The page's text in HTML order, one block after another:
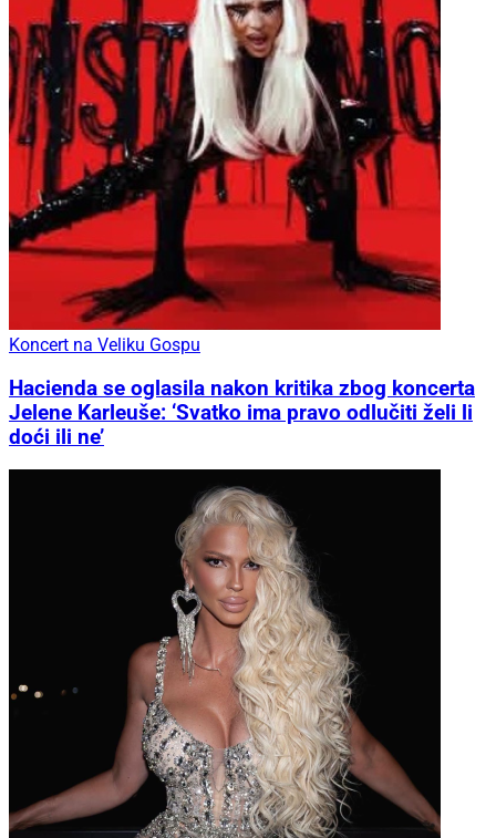
Koncert na Veliku Gospu
Hacienda se oglasila nakon kritika zbog koncerta
Jelene Karleuše: ‘Svatko ima pravo odlučiti želi li
doći ili ne’